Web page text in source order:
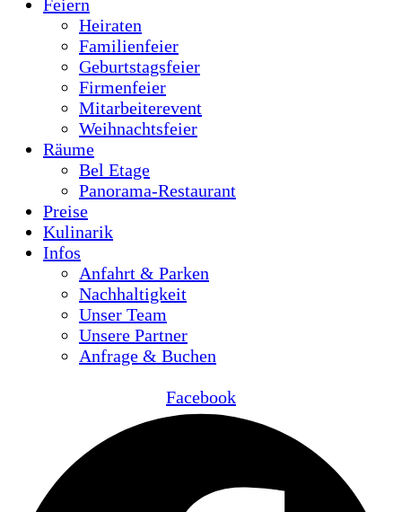
Feiern
Heiraten
Familienfeier
Geburtstagsfeier
Firmenfeier
Mitarbeiterevent
Weihnachtsfeier
Räume
Bel Etage
Panorama-Restaurant
Preise
Kulinarik
Infos
Anfahrt & Parken
Nachhaltigkeit
Unser Team
Unsere Partner
Anfrage & Buchen
Facebook